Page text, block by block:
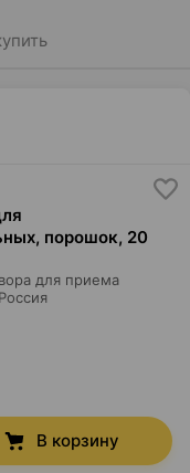
порошок, 20
для приема
Россия
В корзину